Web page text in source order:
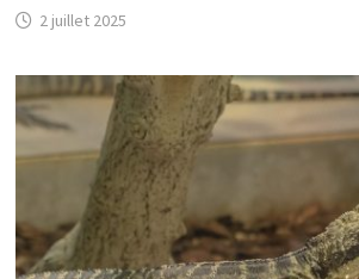
2 juillet 2025